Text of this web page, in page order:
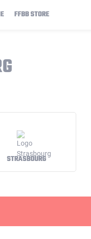
FFBB STORE
STRASBOURG